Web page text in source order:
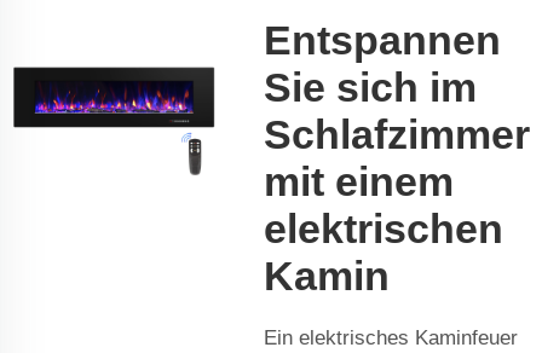
Entspannen
Sie sich im
Schlafzimmer
mit einem
elektrischen
Kamin
Ein elektrisches Kaminfeuer